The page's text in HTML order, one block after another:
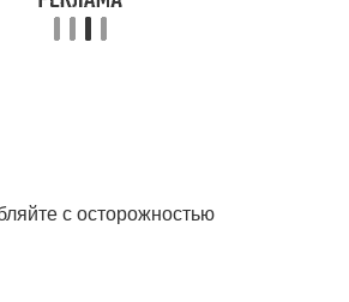
с осторожностью